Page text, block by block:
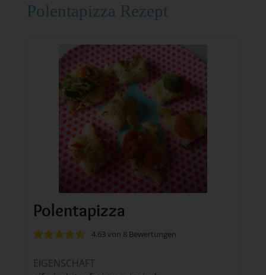
Polentapizza Rezept
Polentapizza
4.63von 8Bewertungen
EIGENSCHAFT